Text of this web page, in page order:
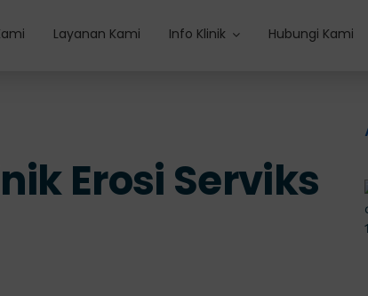
Layanan Kami Info Klinik Hubungi Kami
Erosi Serviks